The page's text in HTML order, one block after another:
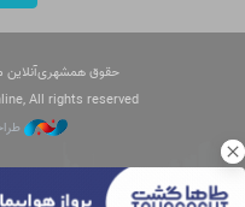
حقوق
All rights reserved